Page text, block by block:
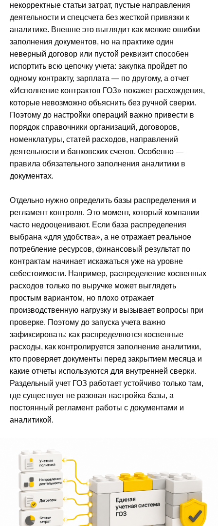
некорректные статьи затрат, пустые направления
деятельности и спецсчета без жесткой привязки к
аналитике. Внешне это выглядит как мелкие ошибки
заполнения документов, но на практике один
неверный договор или пустой реквизит способен
испортить всю цепочку учета: закупка пройдет по
одному контракту, зарплата — по другому, а отчет
«Исполнение контрактов ГОЗ» покажет расхождения,
которые невозможно объяснить без ручной сверки.
Поэтому до настройки операций важно привести в
порядок справочники организаций, договоров,
номенклатуры, статей расходов, направлений
деятельности и банковских счетов. Особенно —
правила обязательного заполнения аналитики в
документах.
Отдельно нужно определить базы распределения и
регламент контроля. Это момент, который компании
часто недооценивают. Если база распределения
выбрана «для удобства», а не отражает реальное
потребление ресурсов, финансовый результат по
контрактам начинает искажаться уже на уровне
себестоимости. Например, распределение косвенных
расходов только по выручке может выглядеть
простым вариантом, но плохо отражает
производственную нагрузку и вызывает вопросы при
проверке. Поэтому до запуска учета важно
зафиксировать: как распределяются косвенные
расходы, как контролируется заполнение аналитики,
кто проверяет документы перед закрытием месяца и
какие отчеты используются для внутренней сверки.
Раздельный учет ГОЗ работает устойчиво только там,
где существует не разовая настройка базы, а
постоянный регламент работы с документами и
аналитикой.